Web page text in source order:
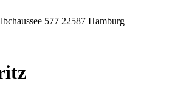
577 22587 Hamburg